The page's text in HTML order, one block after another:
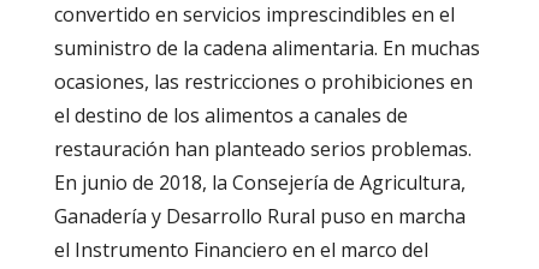
convertido en servicios imprescindibles en el
suministro de la cadena alimentaria. En muchas
ocasiones, las restricciones o prohibiciones en
el destino de los alimentos a canales de
restauración han planteado serios problemas.
En junio de 2018, la Consejería de Agricultura,
Ganadería y Desarrollo Rural puso en marcha
el Instrumento Financiero en el marco del